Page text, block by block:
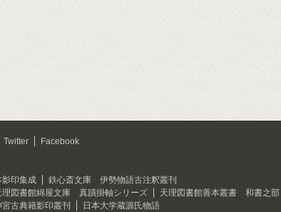
Twitter Facebook
影印集成
鉄心斎文庫 伊勢物語古注釈叢刊
理図書館綿屋文庫 真蹟掛軸シリーズ
天理図書館善本叢書 和書之部
宮古典籍影印叢刊
日本大学蔵源氏物語